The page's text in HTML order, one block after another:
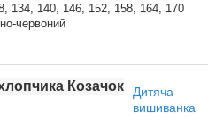
134, 140, 146, 152, 158, 164, 170
червоний
Дитяча
вишиванка